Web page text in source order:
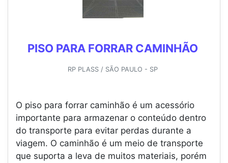
PISO PARA FORRAR CAMINHÃO
RP PLASS / SÃO PAULO - SP
O piso para forrar caminhão é um acessório
importante para armazenar o conteúdo dentro
do transporte para evitar perdas durante a
viagem. O caminhão é um meio de transporte
que suporta a leva de muitos materiais, porém